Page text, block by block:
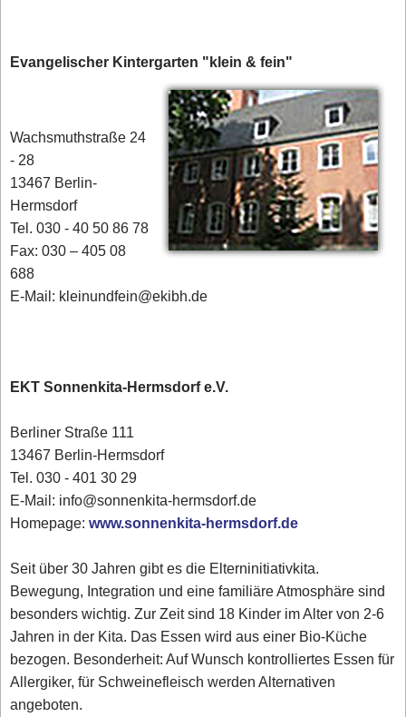
Evangelischer Kintergarten "klein & fein"
Wachsmuthstraße 24
- 28
13467 Berlin-
Hermsdorf
Tel. 030 - 40 50 86 78
Fax: 030 – 405 08
688
E-Mail: kleinundfein@ekibh.de
EKT Sonnenkita-Hermsdorf e.V.
Berliner Straße 111
13467 Berlin-Hermsdorf
Tel. 030 - 401 30 29
E-Mail: info@sonnenkita-hermsdorf.de
Homepage:www.sonnenkita-hermsdorf.de
Seit über 30 Jahren gibt es die Elterninitiativkita.
Bewegung, Integration und eine familiäre Atmosphäre sind
besonders wichtig. Zur Zeit sind 18 Kinder im Alter von 2-6
Jahren in der Kita. Das Essen wird aus einer Bio-Küche
bezogen. Besonderheit: Auf Wunsch kontrolliertes Essen für
Allergiker, für Schweinefleisch werden Alternativen
angeboten.